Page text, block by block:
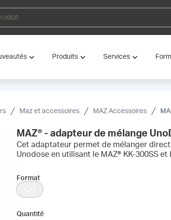
Produits Services
Maz et accessoires MAZ Accessoires
MAZ® - adapteur de mélange
Cet adaptateur permet de mélanger
Unodose en utilisant le MAZ® KK-300SS et
Format
Quantité